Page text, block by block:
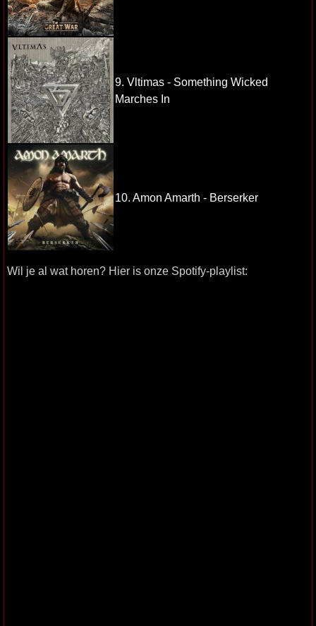
9. Vltimas - Something Wicked
Marches In
10. Amon Amarth - Berserker
Wil je al wat horen? Hier is onze Spotify-playlist: